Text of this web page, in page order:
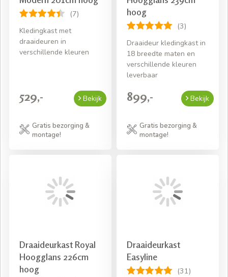
(7)
Kledingkast met
draaideuren in
verschillende kleuren
529,- Bekijk
Gratis bezorging &
montage!
hoog
(3)
Draaideur kledingkast in
18 breedte maten en
verschillende kleuren
leverbaar
899,- Bekijk
Gratis bezorging &
montage!
Draaideurkast Royal
Hoogglans 226cm
hoog
Draaideurkast
Easyline
(31)